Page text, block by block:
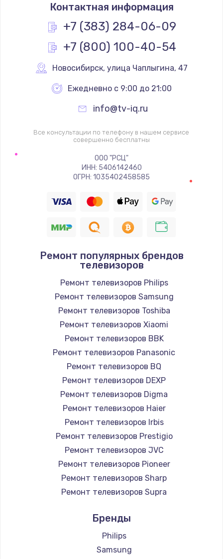
Помехи и искажение звука
Заказать
1400 руб.
Заказать
Восстановление цепи питания, пайка
880 руб.
390 руб.
Замена Bluetooth/Wi-Fi модуля
800 руб.
Замена картридера
Заказать
Замена микросхемы NFC
1100 руб.
Заказать
Замена шим-контроллера
3900 руб.
Заказать
1030 руб.
Заказать
Контактная информация
+7 (383) 284-06-09
+7 (800) 100-40-54
Новосибирск, улица Чаплыгина, 47
Ежедневно с 9:00 до 21:00
info@tv-iq.ru
Все консультации по телефону в нашем сервисе
совершенно бесплатны
ООО "РСЦ"
ИНН: 5406142460
ОГРН: 1035402458585
Ремонт популярных брендов
телевизоров
Ремонт телевизоров Philips
Ремонт телевизоров Samsung
Ремонт телевизоров Toshiba
Ремонт телевизоров Xiaomi
Ремонт телевизоров BBK
Ремонт телевизоров Panasonic
Ремонт телевизоров BQ
Ремонт телевизоров DEXP
Ремонт телевизоров Digma
Ремонт телевизоров Haier
Ремонт телевизоров Irbis
Ремонт телевизоров Prestigio
Ремонт телевизоров JVC
Ремонт телевизоров Pioneer
Ремонт телевизоров Sharp
Ремонт телевизоров Supra
Ремонт телевизоров Hisense
Ремонт телевизоров Daewoo
Ремонт телевизоров Centek
Бренды
Philips
Samsung